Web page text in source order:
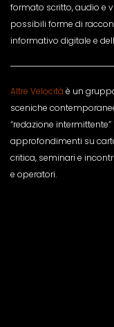
formato scritto, audio e
possibili forme di
informativo digitale e
Altre Velocità è un
sceniche
“redazione
approfondimenti su
critica, seminari e
e operatori.